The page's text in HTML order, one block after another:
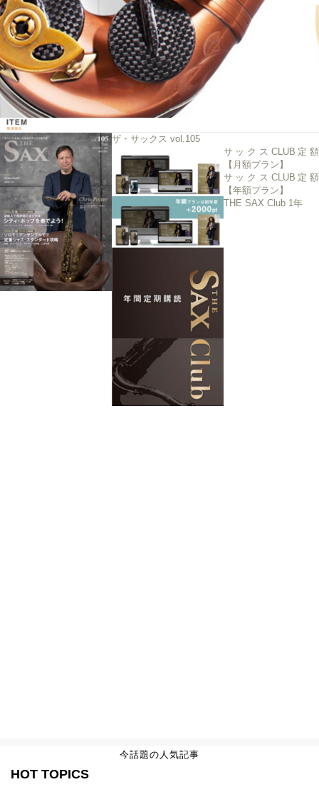
ザ・サックス vol.105
サックスCLUB定額
【月額プラン】
サックスCLUB定額
【年額プラン】
THE SAX Club 1年
今話題の人気記事
HOT TOPICS